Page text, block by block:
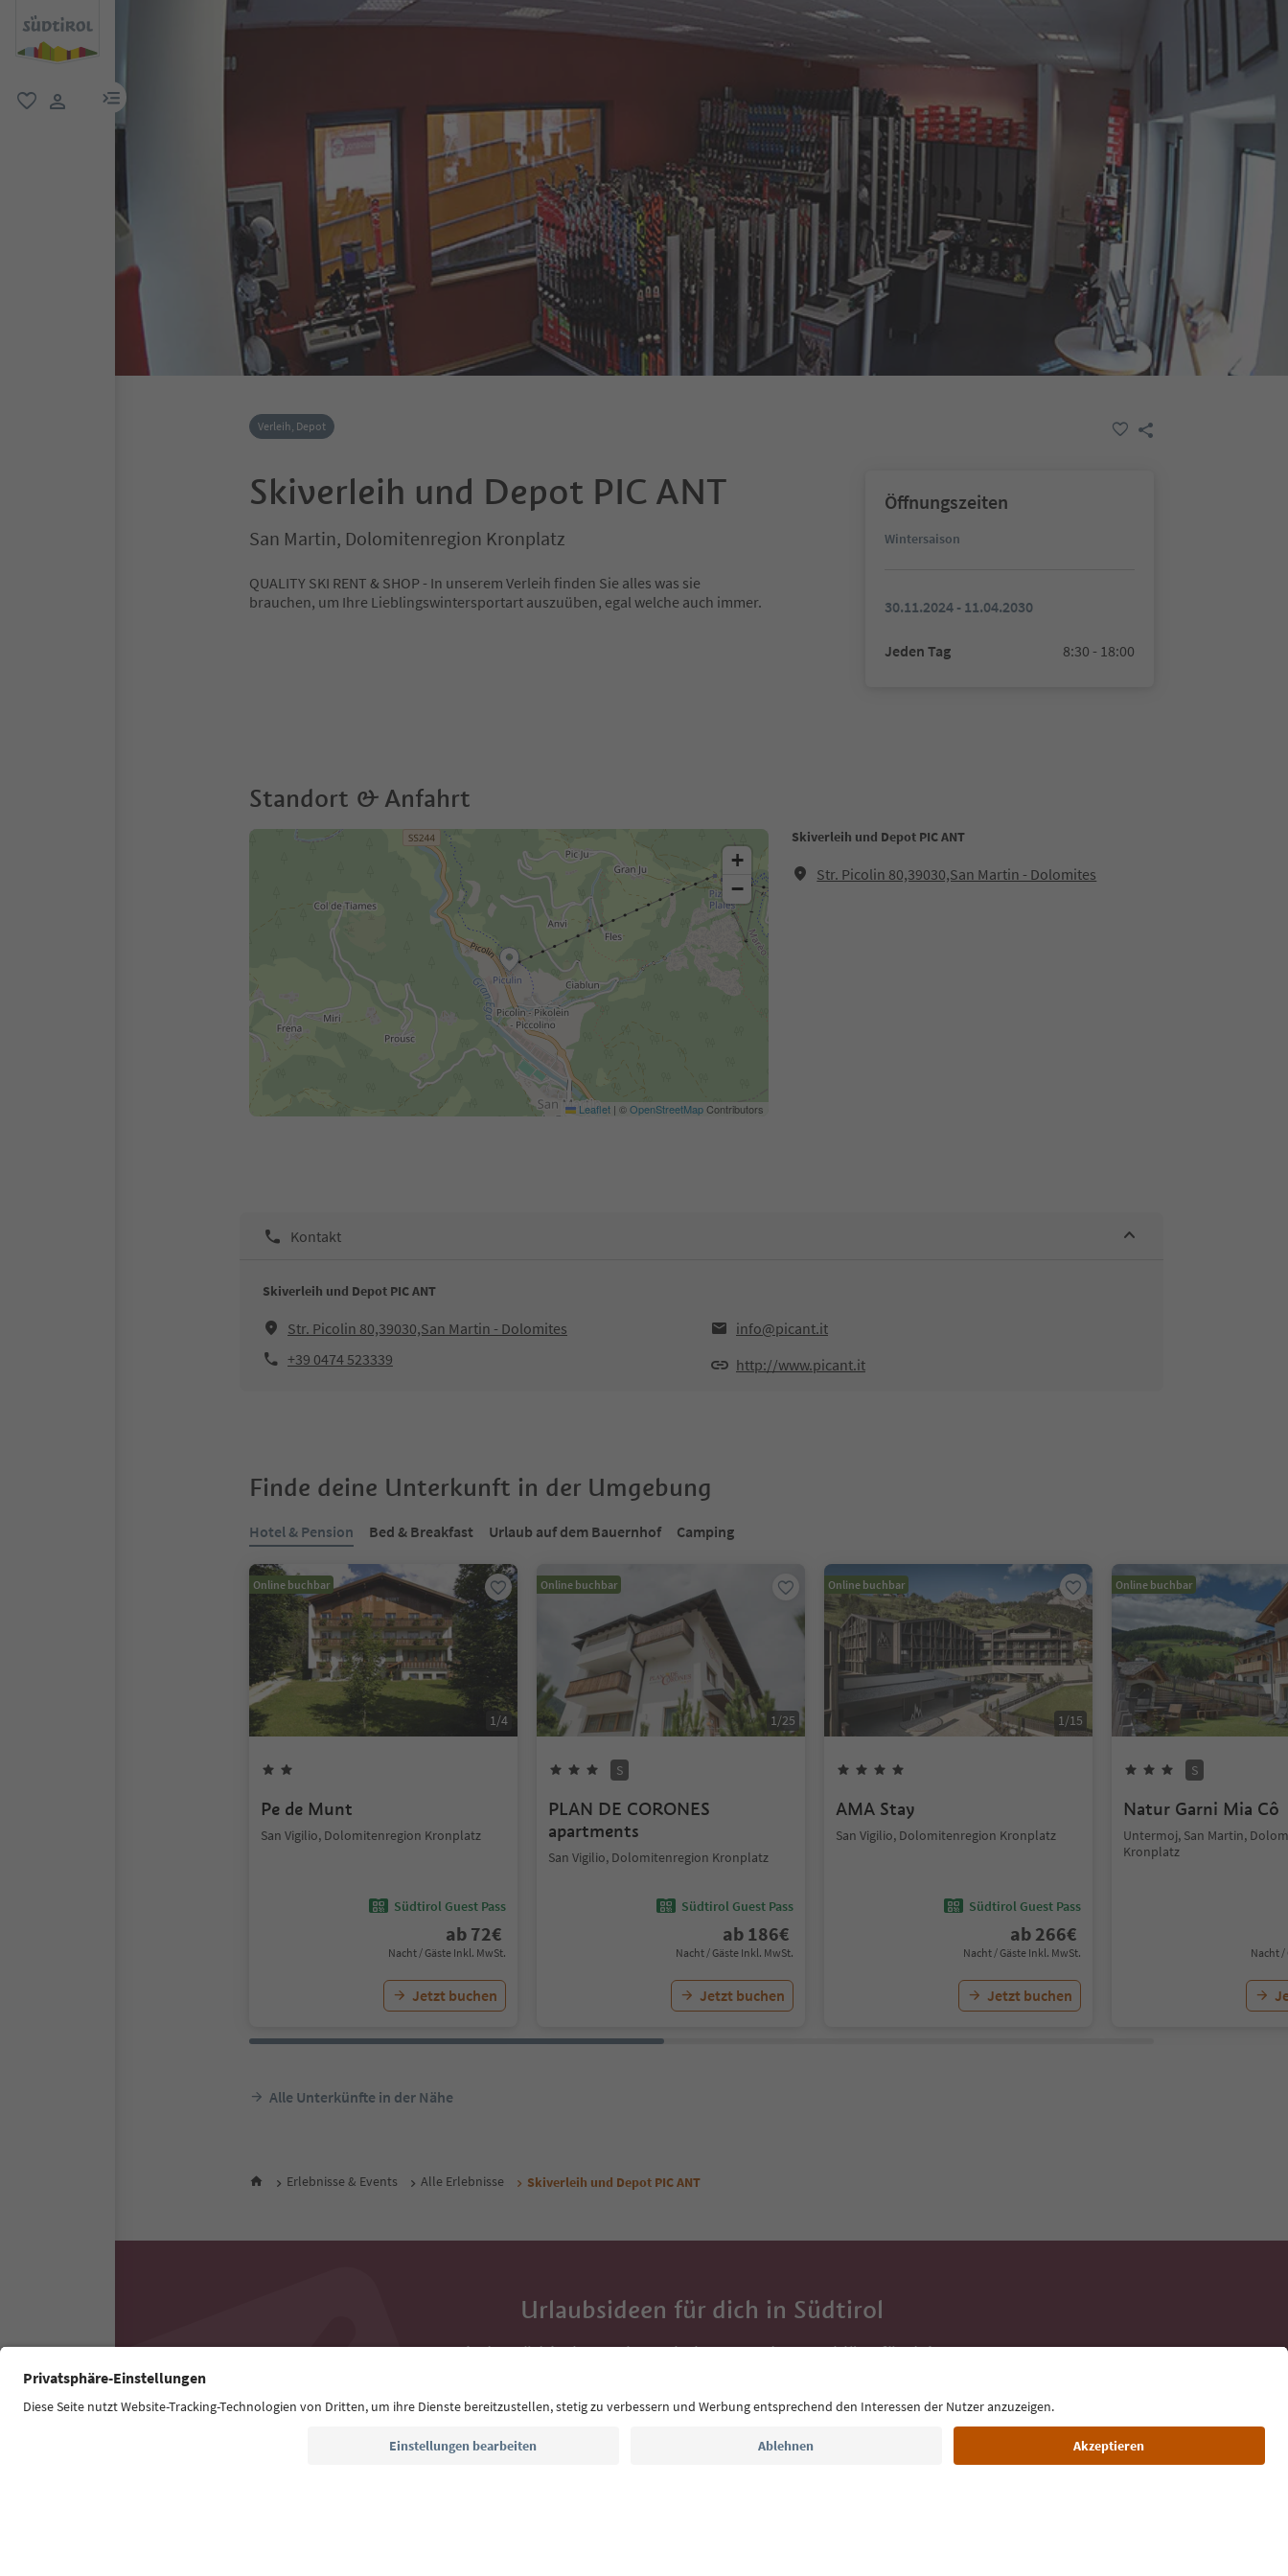
menu link
Verleih, Depot
Skiverleih und Depot PIC ANT
San Martin, Dolomitenregion Kronplatz
QUALITY SKI RENT & SHOP - In unserem Verleih finden Sie alles was sie
brauchen, um Ihre Lieblingswintersportart auszuüben, egal welche auch immer.
Öffnungszeiten
Wintersaison
30.11.2024 - 11.04.2030
Jeden Tag 8:30 - 18:00
Standort & Anfahrt
Skiverleih und Depot PIC ANT
Str. Picolin 80,39030,San Martin - Dolomites
+
−
Leaflet | ©OpenStreetMapContributors
Kontakt
Skiverleih und Depot PIC ANT
Str. Picolin 80,39030,San Martin - Dolomites
info@picant.it
+39 0474 523339
http://www.picant.it
Finde deine Unterkunft in der Umgebung
Hotel & Pension Bed & Breakfast Urlaub auf dem Bauernhof Camping
Online buchbar
1/4
Pe de Munt
San Vigilio, Dolomitenregion Kronplatz
Südtirol Guest Pass
ab 72€
Nacht / Gäste Inkl. MwSt.
Jetzt buchen
Online buchbar
1/25
S
PLAN DE CORONES
apartments
San Vigilio, Dolomitenregion Kronplatz
Südtirol Guest Pass
ab 186€
Nacht / Gäste Inkl. MwSt.
Jetzt buchen
Online buchbar
1/15
AMA Stay
San Vigilio, Dolomitenregion Kronplatz
Südtirol Guest Pass
ab 266€
Nacht / Gäste Inkl. MwSt.
Jetzt buchen
Online buchbar
S
Natur Garni Mia Cô
Untermoj, San Martin,
Kronplatz
Nacht /
Alle Unterkünfte in der Nähe
Erlebnisse & Events Alle Erlebnisse Skiverleih und Depot PIC ANT
Urlaubsideen für dich in Südtirol
Mit der Südtirol-Newsletter bekommst du Vorschläge für deine
Postfach.